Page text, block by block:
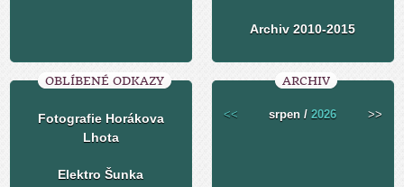
Archiv 2010-2015
OBLÍBENÉ ODKAZY
Fotografie Horákova
Lhota
Elektro Šunka
ARCHIV
<< srpen /2026 >>